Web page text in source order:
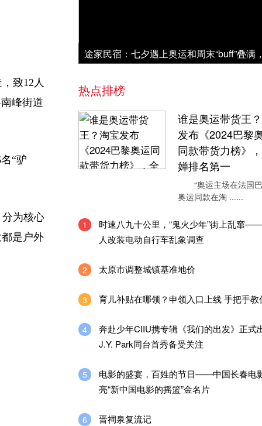
致12人
峰街道
“驴
为核心
是户外
热点排榜
谁是奥运带货王
发布《2024巴黎
同款带货力榜》
婵排名第一
“奥运主场在法国
奥运同款在淘 ......
1
时速八九十公里，“鬼火少年”街上乱窜
人改装电动自行车乱象调查
2 太原市调整城镇基准地价
3 育儿补贴在哪领？申领入口上线 手把手教
4
奔赴少年CIIU携专辑《我们的出发》正式
J.Y. Park同台首秀备受关注
5
电影的盛宴，百姓的节日——中国长春电
亮“新中国电影的摇篮”金名片
6 晋祠泉复流记